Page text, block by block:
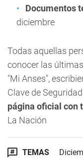
Documentos
diciembre
Todas aquellas
conocer las
"Mi Anses",
Clave de
página oficial con
La Nación
TEMAS